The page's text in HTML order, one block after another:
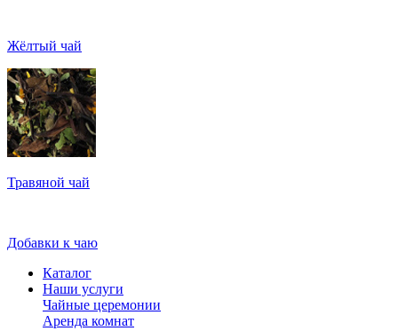
Жёлтый чай
Травяной чай
Добавки к чаю
Каталог
Наши услуги
Чайные церемонии
Аренда комнат